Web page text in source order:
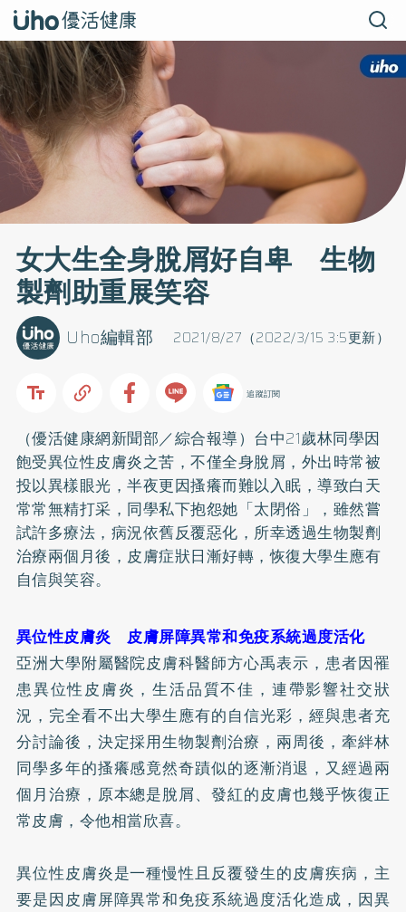
女大生全身脫屑好自卑 生物
製劑助重展笑容
2021/8/27（2022/3/15 3:5更新）
Uho編輯部
追蹤訂閱
（優活健康網新聞部／綜合報導）台中21歲林同學因
飽受異位性皮膚炎之苦，不僅全身脫屑，外出時常被
投以異樣眼光，半夜更因搔癢而難以入眠，導致白天
常常無精打采，同學私下抱怨她「太閉俗」，雖然嘗
試許多療法，病況依舊反覆惡化，所幸透過生物製劑
治療兩個月後，皮膚症狀日漸好轉，恢復大學生應有
自信與笑容。
異位性皮膚炎 皮膚屏障異常和免疫系統過度活化
亞洲大學附屬醫院皮膚科醫師方心禹表示，患者因罹
患異位性皮膚炎，生活品質不佳，連帶影響社交狀
況，完全看不出大學生應有的自信光彩，經與患者充
分討論後，決定採用生物製劑治療，兩周後，牽絆林
同學多年的搔癢感竟然奇蹟似的逐漸消退，又經過兩
個月治療，原本總是脫屑、發紅的皮膚也幾乎恢復正
常皮膚，令他相當欣喜。
異位性皮膚炎是一種慢性且反覆發生的皮膚疾病，主
要是因皮膚屏障異常和免疫系統過度活化造成，因異